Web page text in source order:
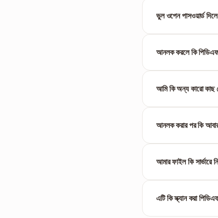
ভুল ওপেন পাসওয়ার্ড
আনলক করলে কি
মতোই থাকে।
আমি কি অন্য কারো কাছ
অননুমোদিতভাবে সুরক্ষিত
আনলক করার পর কি আবার
পারেন।
আমার ফাইল কি সার্ভারে
থেকে মুছে দেওয়া হয়।
এটি কি স্ক্যান করা